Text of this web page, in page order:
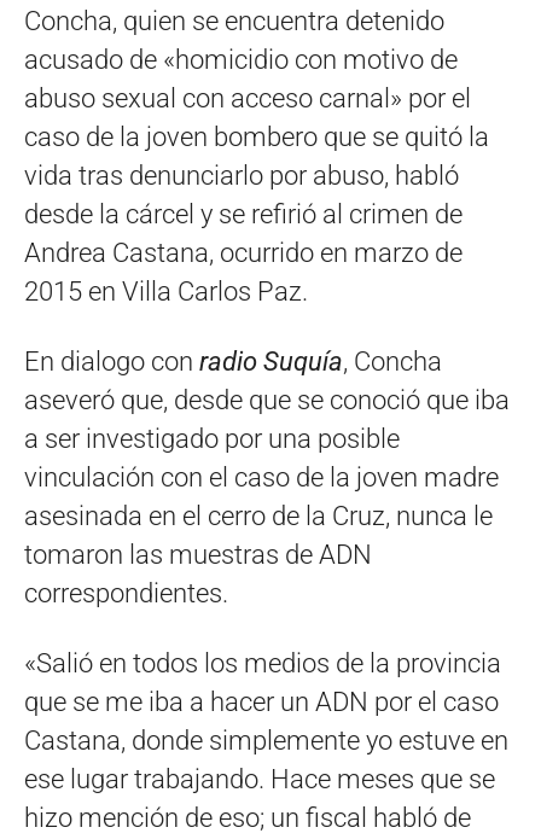
Concha, quien se encuentra detenido
acusado de «homicidio con motivo de
abuso sexual con acceso carnal» por el
caso de la joven bombero que se quitó la
vida tras denunciarlo por abuso, habló
desde la cárcel y se refirió al crimen de
Andrea Castana, ocurrido en marzo de
2015 en Villa Carlos Paz.
En dialogo con radio Suquía, Concha
aseveró que, desde que se conoció que iba
a ser investigado por una posible
vinculación con el caso de la joven madre
asesinada en el cerro de la Cruz, nunca le
tomaron las muestras de ADN
correspondientes.
«Salió en todos los medios de la provincia
que se me iba a hacer un ADN por el caso
Castana, donde simplemente yo estuve en
ese lugar trabajando. Hace meses que se
hizo mención de eso; un fiscal habló de